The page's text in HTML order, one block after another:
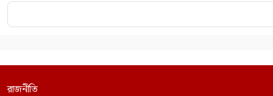
রাজনীতি